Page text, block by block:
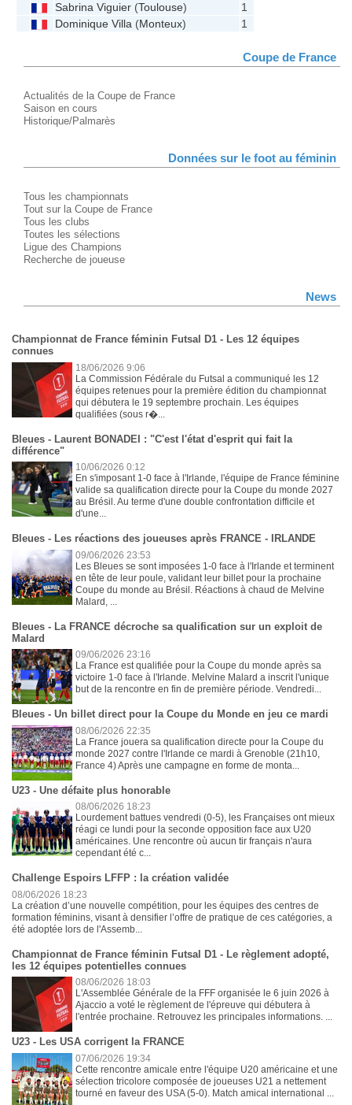
Sabrina Viguier (Toulouse)
1
Dominique Villa (Monteux) 1
Coupe de France
Actualités de la Coupe de France
Saison en cours
Historique/Palmarès
Données sur le foot au féminin
Tous les championnats
Tout sur la Coupe de France
Tous les clubs
Toutes les sélections
Ligue des Champions
Recherche de joueuse
News
Championnat de France féminin Futsal D1 - Les 12 équipes
connues
18/06/2026 9:06
La Commission Fédérale du Futsal a communiqué les 12
équipes retenues pour la première édition du championnat
qui débutera le 19 septembre prochain. Les équipes
qualifiées (sous r�...
Bleues - Laurent BONADEI : "C'est l'état d'esprit qui fait la
différence"
10/06/2026 0:12
En s'imposant 1-0 face à l'Irlande, l'équipe de France féminine
valide sa qualification directe pour la Coupe du monde 2027
au Brésil. Au terme d'une double confrontation difficile et
d'une...
Bleues - Les réactions des joueuses après FRANCE - IRLANDE
09/06/2026 23:53
Les Bleues se sont imposées 1-0 face à l'Irlande et terminent
en tête de leur poule, validant leur billet pour la prochaine
Coupe du monde au Brésil. Réactions à chaud de Melvine
Malard, ...
Bleues - La FRANCE décroche sa qualification sur un exploit de
Malard
09/06/2026 23:16
La France est qualifiée pour la Coupe du monde après sa
victoire 1-0 face à l'Irlande. Melvine Malard a inscrit l'unique
but de la rencontre en fin de première période. Vendredi...
Bleues - Un billet direct pour la Coupe du Monde en jeu ce mardi
08/06/2026 22:35
La France jouera sa qualification directe pour la Coupe du
monde 2027 contre l'Irlande ce mardi à Grenoble (21h10,
France 4) Après une campagne en forme de monta...
U23 - Une défaite plus honorable
08/06/2026 18:23
Lourdement battues vendredi (0-5), les Françaises ont mieux
réagi ce lundi pour la seconde opposition face aux U20
américaines. Une rencontre où aucun tir français n'aura
cependant été c...
Challenge Espoirs LFFP : la création validée
08/06/2026 18:23
La création d’une nouvelle compétition, pour les équipes des centres de
formation féminins, visant à densifier l’offre de pratique de ces catégories, a
été adoptée lors de l'Assemb...
Championnat de France féminin Futsal D1 - Le règlement adopté,
les 12 équipes potentielles connues
08/06/2026 18:03
L'Assemblée Générale de la FFF organisée le 6 juin 2026 à
Ajaccio a voté le règlement de l'épreuve qui débutera à
l'entrée prochaine. Retrouvez les principales informations. ...
U23 - Les USA corrigent la FRANCE
07/06/2026 19:34
Cette rencontre amicale entre l'équipe U20 américaine et une
sélection tricolore composée de joueuses U21 a nettement
tourné en faveur des USA (5-0). Match amical international ...